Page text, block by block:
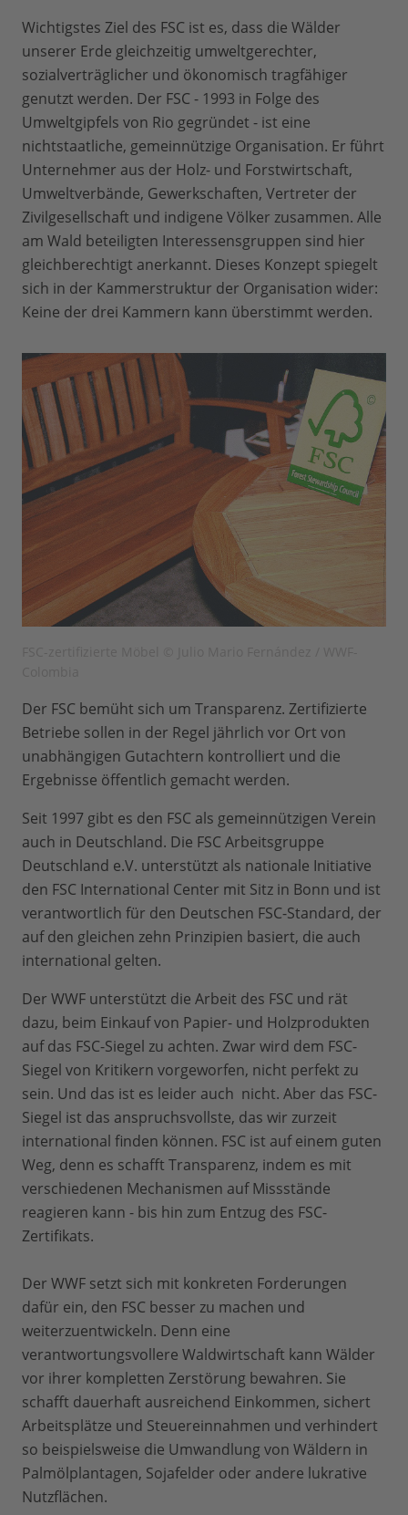
Wichtigstes Ziel des FSC ist es, dass die Wälder
unserer Erde gleichzeitig umweltgerechter,
sozialverträglicher und ökonomisch tragfähiger
genutzt werden. Der FSC - 1993 in Folge des
Umweltgipfels von Rio gegründet - ist eine
nichtstaatliche, gemeinnützige Organisation. Er führt
Unternehmer aus der Holz- und Forstwirtschaft,
Umweltverbände, Gewerkschaften, Vertreter der
Zivilgesellschaft und indigene Völker zusammen. Alle
am Wald beteiligten Interessensgruppen sind hier
gleichberechtigt anerkannt. Dieses Konzept spiegelt
sich in der Kammerstruktur der Organisation wider:
Keine der drei Kammern kann überstimmt werden.
Der FSC bemüht sich um Transparenz. Zertifizierte
Betriebe sollen in der Regel jährlich vor Ort von
unabhängigen Gutachtern kontrolliert und die
Ergebnisse öffentlich gemacht werden.
Seit 1997 gibt es den FSC als gemeinnützigen Verein
auch in Deutschland. Die FSC Arbeitsgruppe
Deutschland e.V. unterstützt als nationale Initiative
den FSC International Center mit Sitz in Bonn und ist
verantwortlich für den Deutschen FSC-Standard, der
auf den gleichen zehn Prinzipien basiert, die auch
international gelten.
Der WWF unterstützt die Arbeit des FSC und rät
dazu, beim Einkauf von Papier- und Holzprodukten
auf das FSC-Siegel zu achten. Zwar wird dem FSC-
Siegel von Kritikern vorgeworfen, nicht perfekt zu
sein. Und das ist es leider auch nicht. Aber das FSC-
Siegel ist das anspruchsvollste, das wir zurzeit
international finden können. FSC ist auf einem guten
Weg, denn es schafft Transparenz, indem es mit
verschiedenen Mechanismen auf Missstände
reagieren kann - bis hin zum Entzug des FSC-
Zertifikats.
Der WWF setzt sich mit konkreten Forderungen
dafür ein, den FSC besser zu machen und
weiterzuentwickeln. Denn eine
verantwortungsvollere Waldwirtschaft kann Wälder
vor ihrer kompletten Zerstörung bewahren. Sie
schafft dauerhaft ausreichend Einkommen, sichert
Arbeitsplätze und Steuereinnahmen und verhindert
so beispielsweise die Umwandlung von Wäldern in
Palmölplantagen, Sojafelder oder andere lukrative
Nutzflächen.